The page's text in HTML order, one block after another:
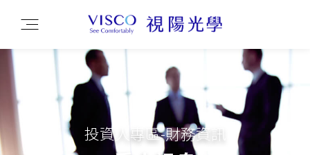
投資人專區-財務資訊